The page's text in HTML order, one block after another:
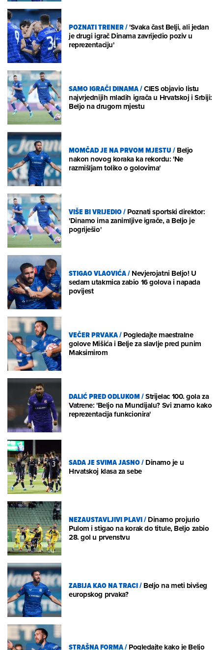
POZNATI TRENER/'Svaka čast Belji, ali jedan
je drugi igrač Dinama zavrijedio poziv u
reprezentaciju'
SAMO IGRAČI DINAMA/CIES objavio listu
najvrjednijih mladih igrača u Hrvatskoj i Srbiji:
Beljo na drugom mjestu
MOMČAD JE NA PRVOM MJESTU/Beljo
nakon novog koraka ka rekordu: 'Ne
razmišljam toliko o golovima'
VIŠE BI VRIJEDIO/Poznati sportski direktor:
'Dinamo ima zanimljive igrače, a Beljo je
pogriješio'
STIGAO VLAOVIĆA/Nevjerojatni Beljo! U
sedam utakmica zabio 16 golova i napada
povijest
VEČER PRVAKA/Pogledajte maestralne
golove Mišića i Belje za slavlje pred punim
Maksimirom
DALIĆ PRED ODLUKOM/Strijelac 100. gola za
Vatrene: 'Beljo na Mundijalu? Svi znamo kako
reprezentacija funkcionira'
SADA JE SVIMA JASNO/Dinamo je u
Hrvatskoj klasa za sebe
NEZAUSTAVLJIVI PLAVI/Dinamo projurio
Pulom i stigao na korak do titule, Beljo zabio
28. gol u prvenstvu
ZABIJA KAO NA TRACI/Beljo na meti bivšeg
europskog prvaka?
STRAŠNA FORMA/Pogledajte kako je Beljo